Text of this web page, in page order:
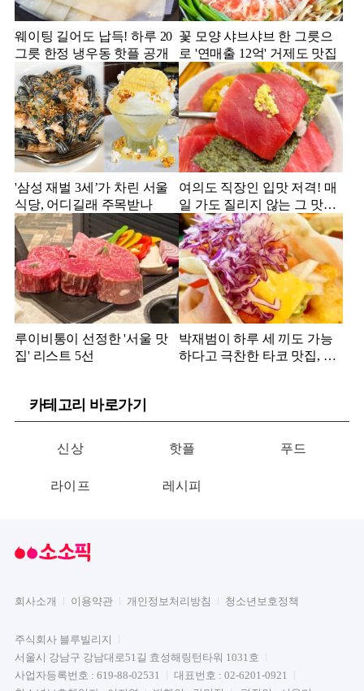
웨이팅 길어도 납득! 하루 20
그릇 한정 냉우동 핫플 공개
꽃 모양 샤브샤브 한 그릇으
로 '연매출 12억' 거제도 맛집
'삼성 재벌 3세’가 차린 서울
식당, 어디길래 주목받나
여의도 직장인 입맛 저격! 매
일 가도 질리지 않는 그 맛집
은?
루이비통이 선정한 '서울 맛
집' 리스트 5선
박재범이 하루 세 끼도 가능
하다고 극찬한 타코 맛집, 어
카테고리 바로가기
신상 핫플 푸드
라이프 레시피
회사소개 이용약관 개인정보처리방침 청소년보호정책
주식회사 블루빌리지
서울시 강남구 강남대로51길 효성해링턴타워 1031호
사업자등록번호 : 619-88-02531
대표번호 : 02-6201-0921